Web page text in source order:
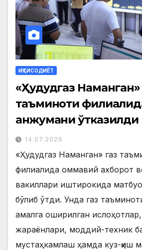
ИҚТИСОДИЁТ
«Ҳудудгаз Наманган»
таъминоти
анжумани ўтказилди
14.07.2026
«Ҳудудгаз Наманган» газ
филиалида оммавий ахборот
вакиллари иштирокида
бўлиб ўтди. Унда газ
амалга оширилган
жараёнлари, моддий-техник
мустаҳкамлаш ҳамда куз-қиш